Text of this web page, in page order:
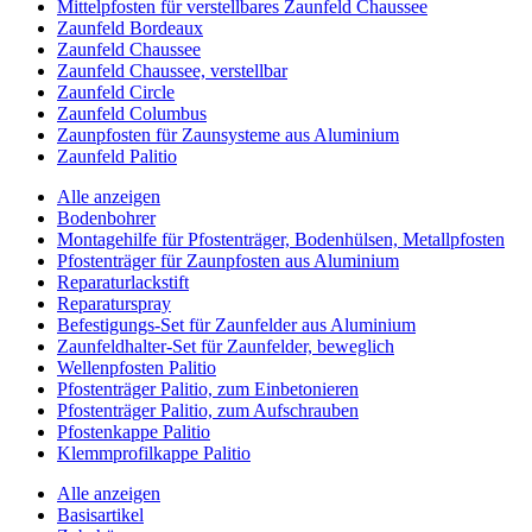
Mittelpfosten für verstellbares Zaunfeld Chaussee
Zaunfeld Bordeaux
Zaunfeld Chaussee
Zaunfeld Chaussee, verstellbar
Zaunfeld Circle
Zaunfeld Columbus
Zaunpfosten für Zaunsysteme aus Aluminium
Zaunfeld Palitio
Alle anzeigen
Bodenbohrer
Montagehilfe für Pfostenträger, Bodenhülsen, Metallpfosten
Pfostenträger für Zaunpfosten aus Aluminium
Reparaturlackstift
Reparaturspray
Befestigungs-Set für Zaunfelder aus Aluminium
Zaunfeldhalter-Set für Zaunfelder, beweglich
Wellenpfosten Palitio
Pfostenträger Palitio, zum Einbetonieren
Pfostenträger Palitio, zum Aufschrauben
Pfostenkappe Palitio
Klemmprofilkappe Palitio
Alle anzeigen
Basisartikel